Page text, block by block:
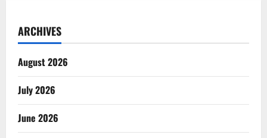
ARCHIVES
August 2026
July 2026
June 2026